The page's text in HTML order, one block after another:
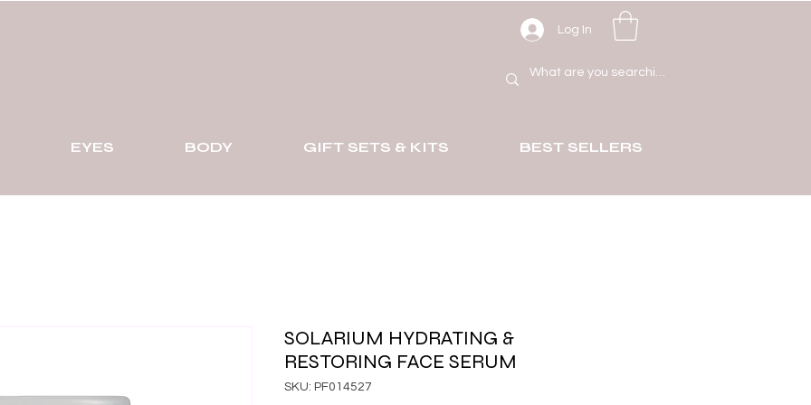
Log In
EYES BODY GIFT SETS & KITS BEST SELLERS
SOLARIUM HYDRATING &
RESTORING FACE SERUM
SKU: PF014527